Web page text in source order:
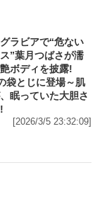
”葉月つばさが濡
ボディを披露!
袋とじに登場～肌
眠っていた大胆さ
[2026/3/5 23:32:09]
、「 #Mooove! 」